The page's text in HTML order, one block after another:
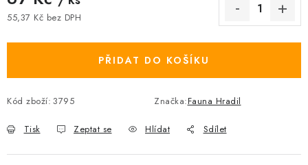
55,37 Kč bez DPH
PŘIDAT DO KOŠÍKU
Kód zboží: 3795 Značka:Fauna Hradil
Tisk Zeptat se Hlídat Sdílet